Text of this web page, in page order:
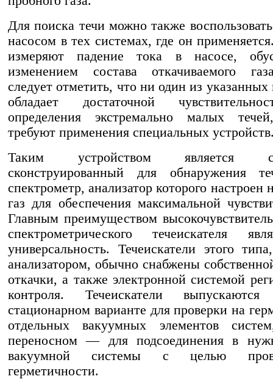
Для поиска течи можно также
насосом в тех системах, где он
измеряют падение тока в насосе,
изменением состава откачиваемого
следует отметить, что ни один из указанных
обладает достаточной
определения экстремально малых
требуют применения специальных
Таким устройством является
сконструированный для обнаружения
спектрометр, анализатор которого настроен
газ для обеспечения максимальной
Главным преимуществом
спектрометрического течеискателя
универсальность. Течеискатели этого
анализатором, обычно снабжены
откачки, а также электронной системой
контроля. Течеискатели
стационарном варианте для проверки на
отдельных вакуумных элементов
переносном — для подсоединения в
вакуумной системы с целью
герметичности.